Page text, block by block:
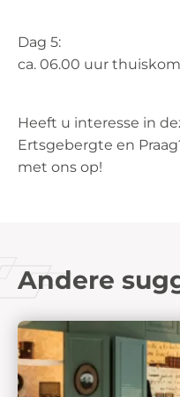
Dag 5:
ca. 06.00 uur
Heeft u interesse in
Ertsgebergte en
met ons op!
Andere